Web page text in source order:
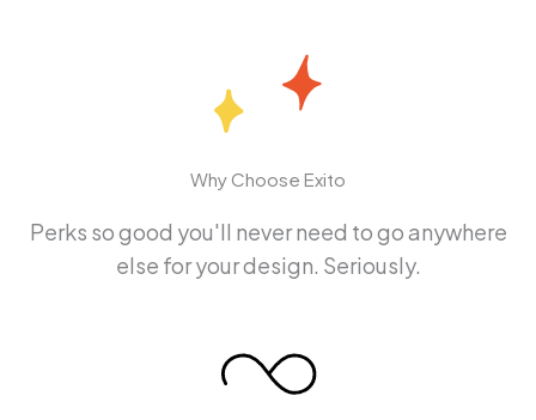
Why Choose Exito
Perks so good you'll never need to go anywhere
else for your design. Seriously.